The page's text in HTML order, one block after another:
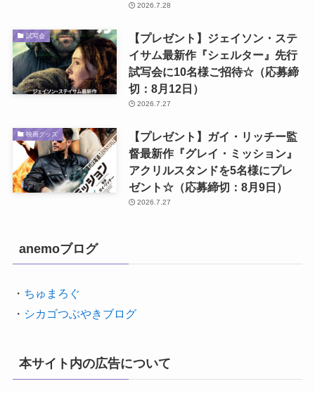
2026.7.28
試写会
【プレゼント】ジェイソン・ステ
イサム最新作『シェルター』先行
試写会に10名様ご招待☆（応募締
切：8月12日）
2026.7.27
映画グッズ
【プレゼント】ガイ・リッチー監
督最新作『グレイ・ミッション』
アクリルスタンドを5名様にプレ
ゼント☆（応募締切：8月9日）
2026.7.27
anemoブログ
・ ちゅまろぐ
・ シカゴつぶやきブログ
本サイト内の広告について